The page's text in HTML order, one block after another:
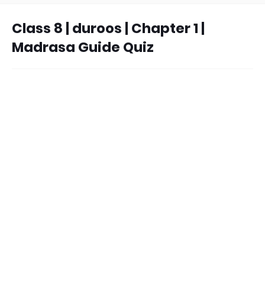
Class 8 | duroos | Chapter 1 |
Madrasa Guide Quiz